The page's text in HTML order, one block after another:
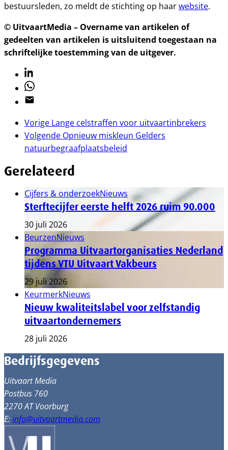
bestuursleden, zo meldt de stichting op haarwebsite.
© UitvaartMedia – Overname van artikelen of
gedeelten van artikelen is uitsluitend toegestaan na
schriftelijke toestemming van de uitgever.
Linkedin
Whatsapp
Email
Vorige Lange celstraffen voor uitvaartinbrekers
Volgende Opnieuw miskleun Gelders
natuurbegraafplaatsbeleid
Gerelateerd
Cijfers & onderzoekNieuws
Sterftecijfer eerste helft 2026 ruim 90.000
30 juli 2026
BeurzenNieuws
Programma Uitvaartorganisaties Nederland
tijdens VTU Uitvaart Vakbeurs
29 juli 2026
KeurmerkNieuws
Nieuw kwaliteitslabel voor zelfstandig
uitvaartondernemers
28 juli 2026
Bedrijfsgegevens
Uitvaart Media
Postbus 760
2270 AT Voorburg
E:info@uitvaartmedia.com